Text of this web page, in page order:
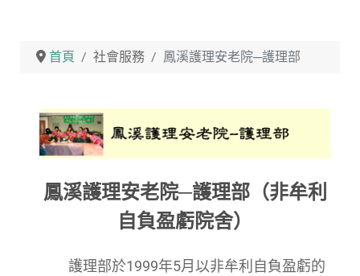
首頁 社會服務 鳳溪護理安老院─護理部
鳳溪護理安老院─護理部（非牟利
自負盈虧院舍）
護理部於1999年5月以非牟利自負盈虧的